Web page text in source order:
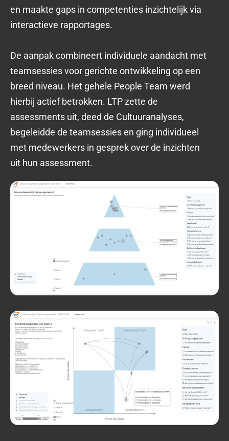
en maakte gaps in competenties inzichtelijk via
interactieve rapportages.
De aanpak combineert individuele aandacht met
teamsessies voor gerichte ontwikkeling op een
breed niveau. Het gehele People Team werd
hierbij actief betrokken. LTP zette de
assessments uit, deed de Cultuuranalyses,
begeleidde de teamsessies en ging individueel
met medewerkers in gesprek over de inzichten
uit hun assessment.